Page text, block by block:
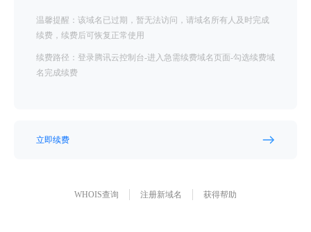
温馨提醒：该域名已过期，暂无法访问，请域名所有人及时完成
续费，续费后可恢复正常使用
续费路径：登录腾讯云控制台-进入急需续费域名页面-勾选续费域
名完成续费
立即续费
WHOIS查询 注册新域名 获得帮助